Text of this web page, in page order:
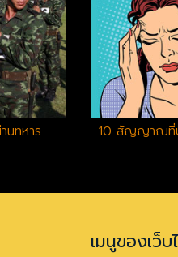
นทหาร 10 สัญญาณที่
เมนูของเว็